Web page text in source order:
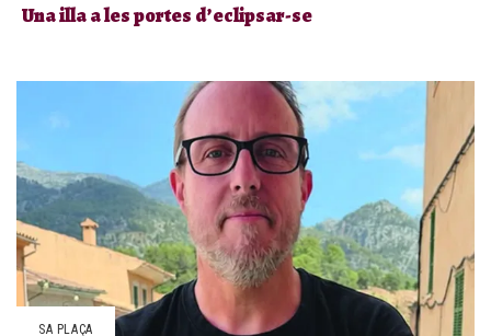
Una illa a les portes d’eclipsar-se
SA PLAÇA